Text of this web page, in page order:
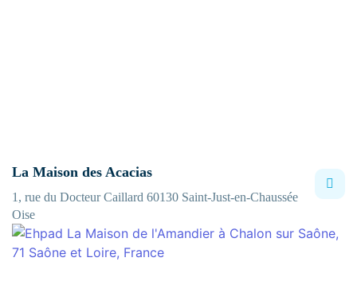
La Maison des Acacias
1, rue du Docteur Caillard 60130 Saint-Just-en-Chaussée
Oise